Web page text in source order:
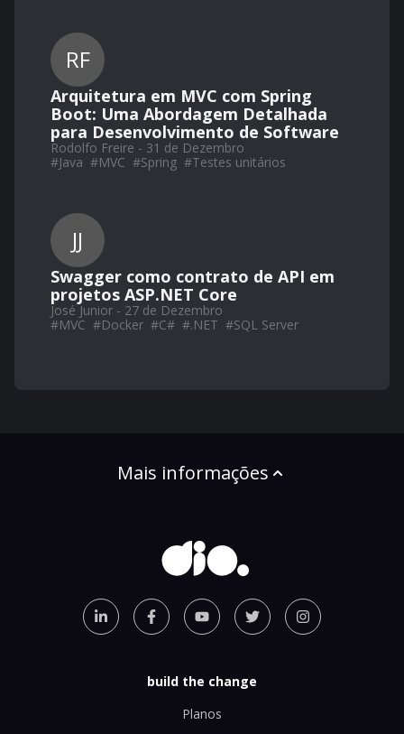
RF
Arquitetura em MVC com Spring
Boot: Uma Abordagem Detalhada
para Desenvolvimento de Software
Rodolfo Freire - 31 de Dezembro
#Java #MVC #Spring #Testes unitários
JJ
Swagger como contrato de API em
projetos ASP.NET Core
José Junior - 27 de Dezembro
#MVC #Docker #C# #.NET #SQL Server
Mais informações
build the change
Planos